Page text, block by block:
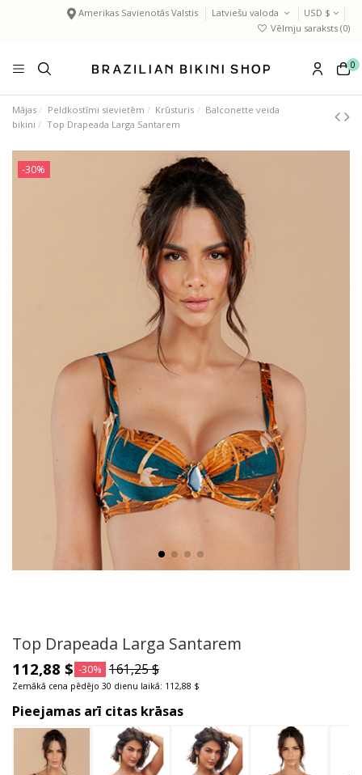
Amerikas Savienotās Valstis Latviešu valoda
USD $
Vēlmju saraksts (0)
0
Mājas Peldkostīmi sievietēm Krūsturis
Balconette veida
bikini
Top Drapeada Larga Santarem
-30%
Top Drapeada Larga Santarem
112,88 $ -30% 161,25 $
Zemākā cena pēdējo 30 dienu laikā: 112,88 $
Pieejamas arī citas krāsas